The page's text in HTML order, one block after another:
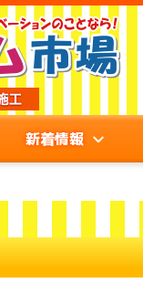
新着情報